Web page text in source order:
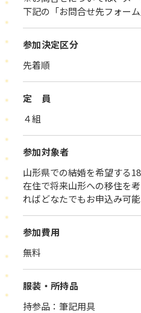
下記の「お問合せ先フォー
参加決定区分
先着順
定 員
４組
参加対象者
山形県での結婚を希望する
在住で将来山形への移住を
ればどなたでもお申込み可能
参加費用
無料
服装・所持品
持参品：筆記用具